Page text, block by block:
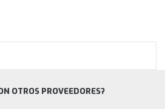
OTROS PROVEEDORES?